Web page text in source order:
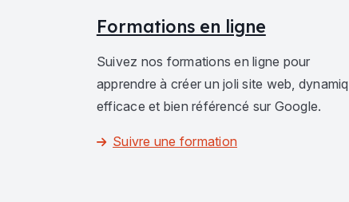
Formations en ligne
Suivez nos formations en ligne pour
apprendre à créer un joli site web,
efficace et bien référencé sur Google.
Suivre une formation